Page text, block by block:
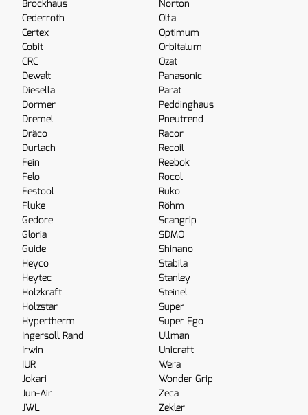
Brockhaus
Cederroth
Certex
Cobit
CRC
Dewalt
Diesella
Dormer
Dremel
Dräco
Durlach
Fein
Felo
Festool
Fluke
Gedore
Gloria
Guide
Heyco
Heytec
Holzkraft
Holzstar
Hypertherm
Ingersoll Rand
Irwin
IUR
Jokari
Jun-Air
JWL
Norton
Olfa
Optimum
Orbitalum
Ozat
Panasonic
Parat
Peddinghaus
Pneutrend
Racor
Recoil
Reebok
Rocol
Ruko
Röhm
Scangrip
SDMO
Shinano
Stabila
Stanley
Steinel
Super
Super Ego
Ullman
Unicraft
Wera
Wonder Grip
Zeca
Zekler